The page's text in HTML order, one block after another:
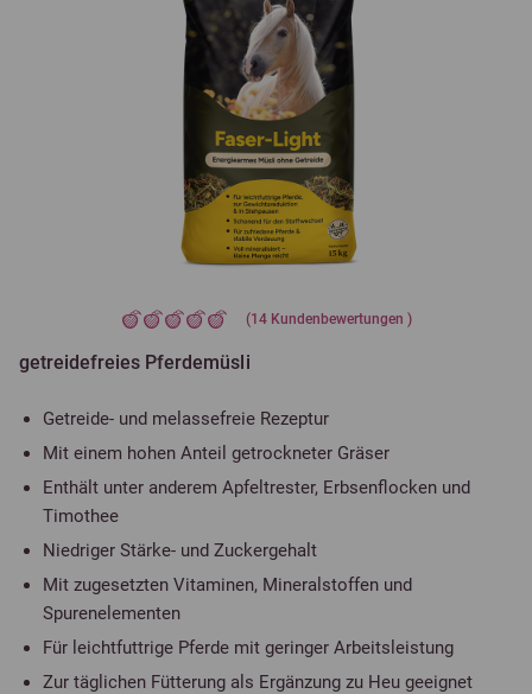
(14Kundenbewertungen )
getreidefreies Pferdemüsli
Getreide- und melassefreie Rezeptur
Mit einem hohen Anteil getrockneter Gräser
Enthält unter anderem Apfeltrester, Erbsenflocken und
Timothee
Niedriger Stärke- und Zuckergehalt
Mit zugesetzten Vitaminen, Mineralstoffen und
Spurenelementen
Für leichtfuttrige Pferde mit geringer Arbeitsleistung
Zur täglichen Fütterung als Ergänzung zu Heu geeignet